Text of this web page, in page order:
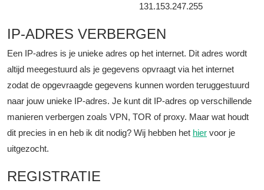
131.153.247.255
IP-ADRES VERBERGEN
Een IP-adres is je unieke adres op het internet. Dit adres wordt
altijd meegestuurd als je gegevens opvraagt via het internet
zodat de opgevraagde gegevens kunnen worden teruggestuurd
naar jouw unieke IP-adres. Je kunt dit IP-adres op verschillende
manieren verbergen zoals VPN, TOR of proxy. Maar wat houdt
dit precies in en heb ik dit nodig? Wij hebben het hier voor je
uitgezocht.
REGISTRATIE